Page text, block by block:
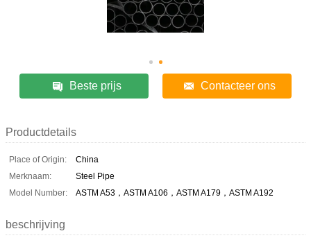
Beste prijs Contacteer ons
Productdetails
Place of Origin:
China
Merknaam:
Steel Pipe
Model Number:
ASTM A53，ASTM A106，ASTM A179，ASTM A192
beschrijving